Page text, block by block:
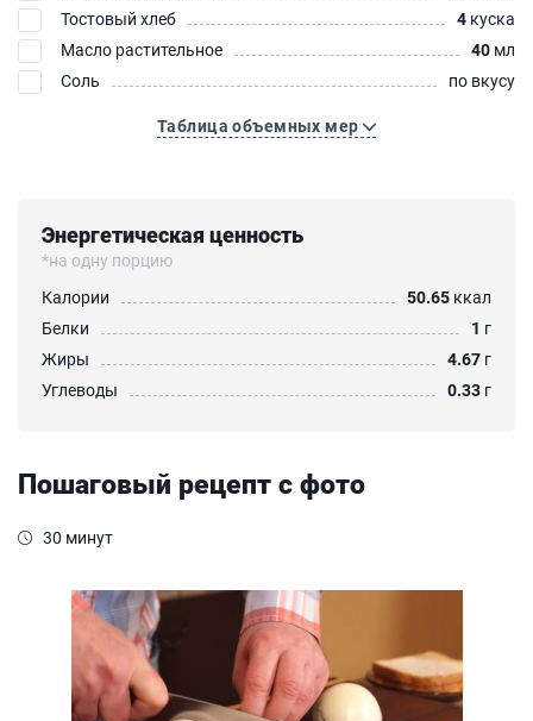
Тостовый хлеб
4 куска
Масло растительное
40 мл
Соль
по вкусу
Таблица объемных мер
Энергетическая ценность
*на одну порцию
Калории
50.65 ккал
Белки
1 г
Жиры
4.67 г
Углеводы
0.33 г
Пошаговый рецепт с фото
30 минут